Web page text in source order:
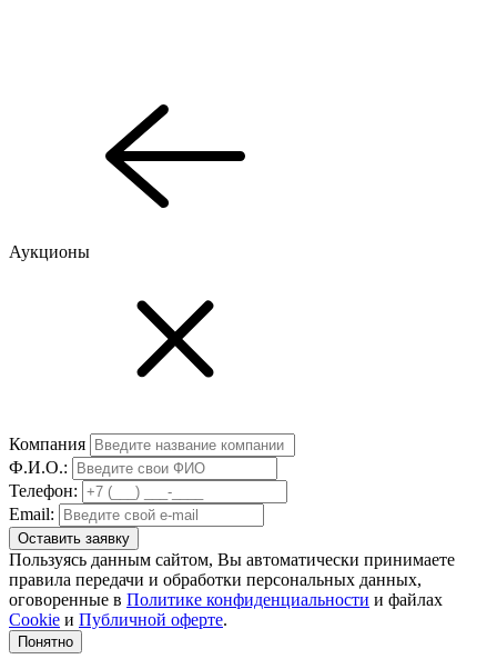
Аукционы
Компания
Ф.И.О.:
Телефон:
Email:
Оставить заявку
Пользуясь данным сайтом, Вы автоматически принимаете
правила передачи и обработки персональных данных,
оговоренные в Политике конфиденциальности и файлах
Cookie и Публичной оферте.
Понятно